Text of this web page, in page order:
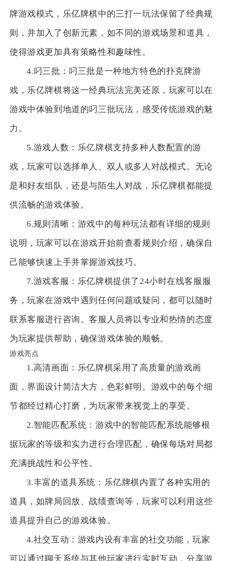
牌游戏模式，乐亿牌棋中的三打一玩法保留了经典规
则，并加入了创新元素，如不同的游戏场景和道具，
使得游戏更加具有策略性和趣味性。
4.叼三批：叼三批是一种地方特色的扑克牌游
戏，乐亿牌棋将这一经典玩法完美还原，玩家可以在
游戏中体验到地道的叼三批玩法，感受传统游戏的魅
力。
5.游戏人数：乐亿牌棋支持多种人数配置的游
戏，玩家可以选择单人、双人或多人对战模式。无论
是和好友组队，还是与陌生人对战，乐亿牌棋都能提
供流畅的游戏体验。
6.规则清晰：游戏中的每种玩法都有详细的规则
说明，玩家可以在游戏开始前查看规则介绍，确保自
己能够快速上手并掌握游戏技巧。
7.游戏客服：乐亿牌棋提供了24小时在线客服服
务，玩家在游戏中遇到任何问题或疑问，都可以随时
联系客服进行咨询。客服人员将以专业和热情的态度
为玩家提供帮助，确保游戏体验的顺畅。
游戏亮点
1.高清画面：乐亿牌棋采用了高质量的游戏画
面，界面设计简洁大方，色彩鲜明。游戏中的每个细
节都经过精心打磨，为玩家带来视觉上的享受。
2.智能匹配系统：游戏中的智能匹配系统能够根
据玩家的等级和实力进行合理匹配，确保每场对局都
充满挑战性和公平性。
3.丰富的道具系统：乐亿牌棋内置了各种实用的
道具，如牌局回放、战绩查询等，玩家可以利用这些
道具提升自己的游戏体验。
4.社交互动：游戏内设有丰富的社交功能，玩家
可以通过聊天系统与其他玩家进行实时互动，分享游